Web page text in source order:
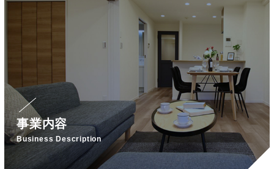
事業内容
Business Description